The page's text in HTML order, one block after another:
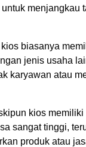
menjangkau
biasanya
jenis usaha
karyawan atau
kios memiliki
sangat tinggi,
produk atau